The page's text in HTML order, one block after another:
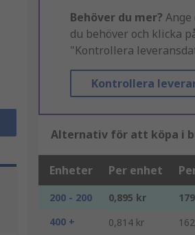
Behöver du mer?
du behöver och klicka
"Kontrollera
Kontrollera
Alternativ för att köpa i
Enheter Per enhet
200 - 200 0,895 kr
400 +
0,814 kr